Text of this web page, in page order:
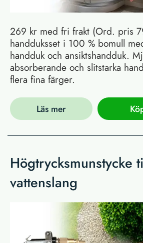
269 kr med fri frakt (Ord. pris
handduksset i 100 % bomull
handduk och ansiktshandduk.
absorberande och slitstarka
flera fina färger.
Läs mer
Högtrycksmunstycke
vattenslang